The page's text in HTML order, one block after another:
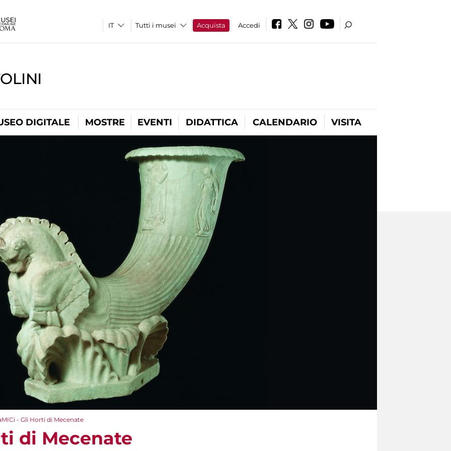
Tutti i musei Acquista Accedi
DIGITALE MOSTRE EVENTI DIDATTICA CALENDARIO VISITA
- Gli Horti di Mecenate
di Mecenate